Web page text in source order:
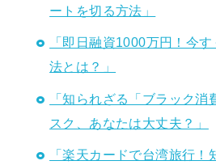
ートを切る方法」
「即日融資1000万円！今
法とは？」
「知られざる「ブラック消
スク、あなたは大丈夫？」
「楽天カードで台湾旅行！